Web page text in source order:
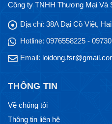
Công ty TNHH Thương Mại Và
Địa chỉ: 38A Đại Cồ Việt,
Hotline: 0976558225 -
Email:
THÔNG TIN
Về chúng tôi
Thông tin liên hệ